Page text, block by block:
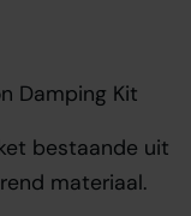
Damping Kit
bestaande uit
materiaal.